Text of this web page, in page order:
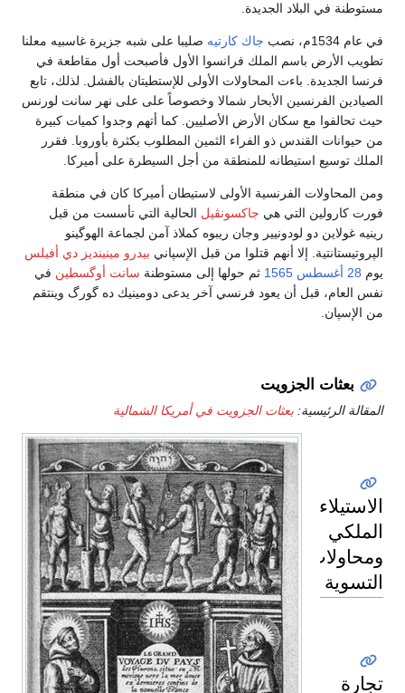
مستوطنة في البلاد الجديدة.
في عام 1534م، نصب جاك كارتيه صليبا على شبه جزيرة غاسبيه معلنا
تطويب الأرض باسم الملك فرانسوا الأول فأصبحت أول مقاطعة في
فرنسا الجديدة. باءت المحاولات الأولى للإستطيتان بالفشل. لذلك، تابع
الصيادين الفرنسين الأبحار شمالا وخصوصاً على على نهر سانت لورنس
حيث تحالفوا مع سكان الأرض الأصليين. كما أتهم وجدوا كميات كبيرة
من حيوانات القندس ذو الفراء الثمين المطلوب بكثرة بأوروبا. فقرر
الملك توسيع استيطانه للمنطقة من أجل السيطرة على أميركا.
ومن المحاولات الفرنسية الأولى لاستيطان أميركا كان في منطقة
فورت كارولين التي هي جاكسونڤيل الحالية التي تأسست من قبل
رينيه غولاين دو لودونيير وجان ريبوه كملاذ آمن لجماعة الهوگينو
الپروتيستانتية. إلا أنهم قتلوا من قبل الإسپاني بيدرو مينينديز دي أفيلس
يوم 28 أغسطس 1565 ثم حولها إلى مستوطنة سانت أوگسطين في
نفس العام، قبل أن يعود فرنسي آخر يدعى دومينيك ده گورگ وينتقم
من الإسپان.
بعثات الجزويت
المقالة الرئيسية: بعثات الجزويت في أمريكا الشمالية
الاستيلاء
الملكي
ومحاولات
التسوية
تجارة